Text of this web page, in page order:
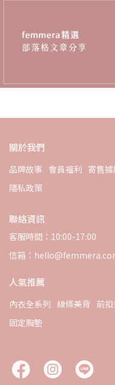
關於我們
品牌故事 會員福利 寄售
隱私政策
聯絡資訊
客服時間：10:00-17:00
信箱：
人氣推薦
內衣全系列 線條美背 前
固定胸墊